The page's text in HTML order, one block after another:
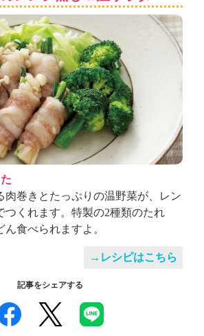
肉巻きとたっぷりの温野菜が、レン
つくれます。特製の2種類のたれ
食べられますよ。
→レシピはこちら
記事をシェアする